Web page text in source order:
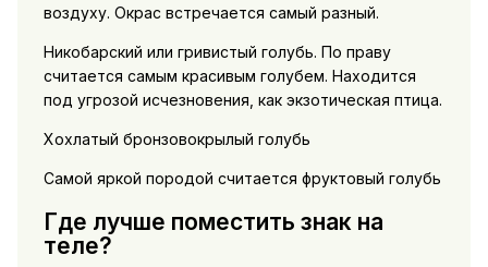
воздуху. Окрас встречается самый разный.
Никобарский или гривистый голубь. По праву
считается самым красивым голубем. Находится
под угрозой исчезновения, как экзотическая птица.
Хохлатый бронзовокрылый голубь
Самой яркой породой считается фруктовый голубь
Где лучше поместить знак на
теле?